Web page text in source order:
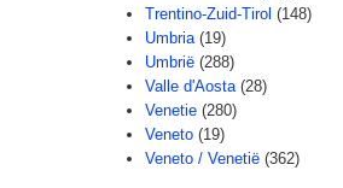
Trentino-Zuid-Tirol (148)
Umbria (19)
Umbrië (288)
Valle d'Aosta (28)
Venetie (280)
Veneto (19)
Veneto / Venetië (362)